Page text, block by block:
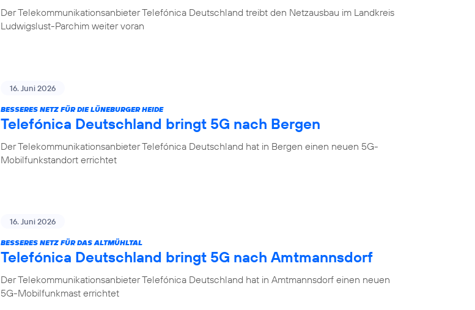
Der Telekommunikationsanbieter Telefónica Deutschland treibt den Netzausbau im Landkreis
Ludwigslust-Parchim weiter voran
16. Juni 2026
BESSERES NETZ FÜR DIE LÜNEBURGER HEIDE
Telefónica Deutschland bringt 5G nach Bergen
Der Telekommunikationsanbieter Telefónica Deutschland hat in Bergen einen neuen 5G-
Mobilfunkstandort errichtet
16. Juni 2026
BESSERES NETZ FÜR DAS ALTMÜHLTAL
Telefónica Deutschland bringt 5G nach Amtmannsdorf
Der Telekommunikationsanbieter Telefónica Deutschland hat in Amtmannsdorf einen neuen
5G-Mobilfunkmast errichtet